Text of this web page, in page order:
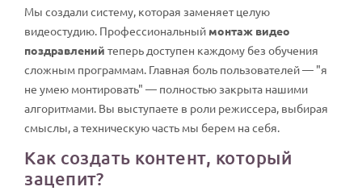
Мы создали систему, которая заменяет целую
видеостудию. Профессиональный монтаж видео
поздравлений теперь доступен каждому без обучения
сложным программам. Главная боль пользователей — "я
не умею монтировать" — полностью закрыта нашими
алгоритмами. Вы выступаете в роли режиссера, выбирая
смыслы, а техническую часть мы берем на себя.
Как создать контент, который
зацепит?